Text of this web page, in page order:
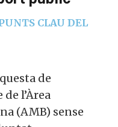
CLAU DEL
de
l’Àrea
(AMB) sense